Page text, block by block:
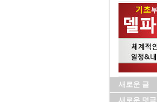
새로운 글
새로운 덧글